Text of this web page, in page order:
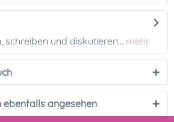
schreiben und diskutieren... mehr
ebenfalls angesehen